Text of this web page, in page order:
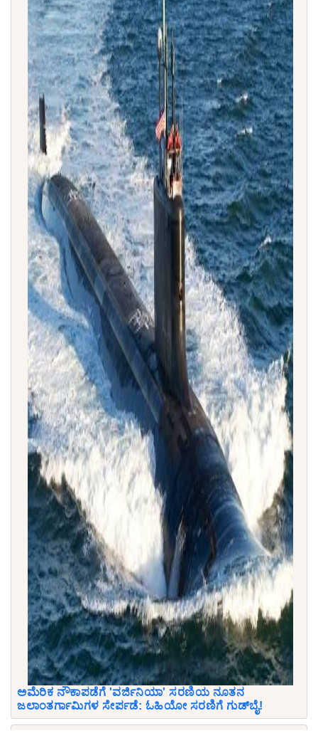
ಅಮೆರಿಕ ನೌಕಾಪಡೆಗೆ 'ವರ್ಜಿನಿಯಾ' ಸರಣಿಯ ನೂತನ
ಜಲಾಂತರ್ಗಾಮಿಗಳ ಸೇರ್ಪಡೆ: ಓಹಿಯೋ ಸರಣಿಗೆ ಗುಡ್‌ಬೈ!